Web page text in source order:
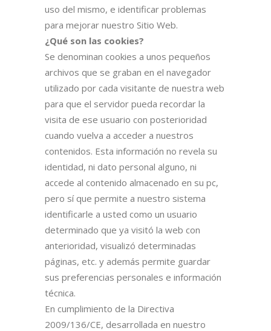
uso del mismo, e identificar problemas
para mejorar nuestro Sitio Web.
¿Qué son las cookies?
Se denominan cookies a unos pequeños
archivos que se graban en el navegador
utilizado por cada visitante de nuestra web
para que el servidor pueda recordar la
visita de ese usuario con posterioridad
cuando vuelva a acceder a nuestros
contenidos. Esta información no revela su
identidad, ni dato personal alguno, ni
accede al contenido almacenado en su pc,
pero sí que permite a nuestro sistema
identificarle a usted como un usuario
determinado que ya visitó la web con
anterioridad, visualizó determinadas
páginas, etc. y además permite guardar
sus preferencias personales e información
técnica.
En cumplimiento de la Directiva
2009/136/CE, desarrollada en nuestro